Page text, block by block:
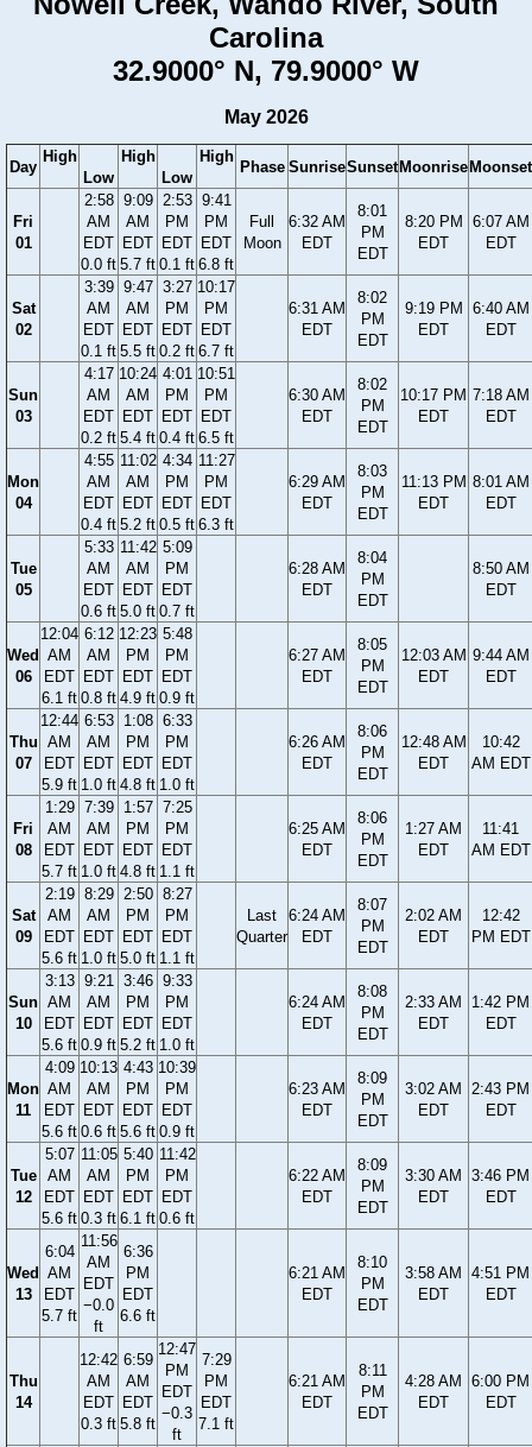
Carolina
32.9000° N, 79.9000° W
May 2026
Day
High
Low
High
Low
High
Phase SunriseSunset Moonrise Moonset
Fri
01
2:58
AM
EDT
0.0 ft
9:09
AM
EDT
5.7 ft
2:53
PM
EDT
0.1 ft
9:41
PM
EDT
6.8 ft
Full
Moon
6:32 AM
EDT
8:01
PM
EDT
8:20 PM
EDT
6:07 AM
EDT
Sat
02
3:39
AM
EDT
0.1 ft
9:47
AM
EDT
5.5 ft
3:27
PM
EDT
0.2 ft
10:17
PM
EDT
6.7 ft
6:31 AM
EDT
8:02
PM
EDT
9:19 PM
EDT
6:40 AM
EDT
Sun
03
4:17
AM
EDT
0.2 ft
10:24
AM
EDT
5.4 ft
4:01
PM
EDT
0.4 ft
10:51
PM
EDT
6.5 ft
6:30 AM
EDT
8:02
PM
EDT
10:17 PM
EDT
7:18 AM
EDT
Mon
04
4:55
AM
EDT
0.4 ft
11:02
AM
EDT
5.2 ft
4:34
PM
EDT
0.5 ft
11:27
PM
EDT
6.3 ft
6:29 AM
EDT
8:03
PM
EDT
11:13 PM
EDT
8:01 AM
EDT
Tue
05
5:33
AM
EDT
0.6 ft
11:42
AM
EDT
5.0 ft
5:09
PM
EDT
0.7 ft
6:28 AM
EDT
8:04
PM
EDT
8:50 AM
EDT
Wed
06
12:04
AM
EDT
6.1 ft
6:12
AM
EDT
0.8 ft
12:23
PM
EDT
4.9 ft
5:48
PM
EDT
0.9 ft
6:27 AM
EDT
8:05
PM
EDT
12:03 AM
EDT
9:44 AM
EDT
Thu
07
12:44
AM
EDT
5.9 ft
6:53
AM
EDT
1.0 ft
1:08
PM
EDT
4.8 ft
6:33
PM
EDT
1.0 ft
6:26 AM
EDT
8:06
PM
EDT
12:48 AM
EDT
10:42
AM EDT
Fri
08
1:29
AM
EDT
5.7 ft
7:39
AM
EDT
1.0 ft
1:57
PM
EDT
4.8 ft
7:25
PM
EDT
1.1 ft
6:25 AM
EDT
8:06
PM
EDT
1:27 AM
EDT
11:41
AM EDT
Sat
09
2:19
AM
EDT
5.6 ft
8:29
AM
EDT
1.0 ft
2:50
PM
EDT
5.0 ft
8:27
PM
EDT
1.1 ft
Last
Quarter
6:24 AM
EDT
8:07
PM
EDT
2:02 AM
EDT
12:42
PM EDT
Sun
10
3:13
AM
EDT
5.6 ft
9:21
AM
EDT
0.9 ft
3:46
PM
EDT
5.2 ft
9:33
PM
EDT
1.0 ft
6:24 AM
EDT
8:08
PM
EDT
2:33 AM
EDT
1:42 PM
EDT
Mon
11
4:09
AM
EDT
5.6 ft
10:13
AM
EDT
0.6 ft
4:43
PM
EDT
5.6 ft
10:39
PM
EDT
0.9 ft
6:23 AM
EDT
8:09
PM
EDT
3:02 AM
EDT
2:43 PM
EDT
Tue
12
5:07
AM
EDT
5.6 ft
11:05
AM
EDT
0.3 ft
5:40
PM
EDT
6.1 ft
11:42
PM
EDT
0.6 ft
6:22 AM
EDT
8:09
PM
EDT
3:30 AM
EDT
3:46 PM
EDT
Wed
13
6:04
AM
EDT
5.7 ft
11:56
AM
EDT
−0.0
ft
6:36
PM
EDT
6.6 ft
6:21 AM
EDT
8:10
PM
EDT
3:58 AM
EDT
4:51 PM
EDT
Thu
14
12:42
AM
EDT
0.3 ft
6:59
AM
EDT
5.8 ft
12:47
PM
EDT
−0.3
ft
7:29
PM
EDT
7.1 ft
6:21 AM
EDT
8:11
PM
EDT
4:28 AM
EDT
6:00 PM
EDT